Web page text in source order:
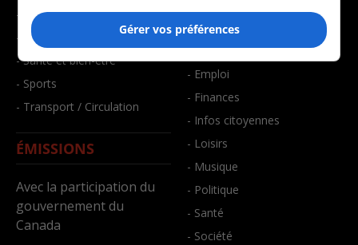
- Environnement
- Faits divers
- Santé et bien-être
- Sports
- Transport / Circulation
ÉMISSIONS
Avec la participation du
gouvernement du
Canada
- Art de vivre
- Bien-être
- Emploi
- Finances
- Infos citoyennes
- Loisirs
- Musique
- Politique
- Santé
- Société
Gérer vos préférences